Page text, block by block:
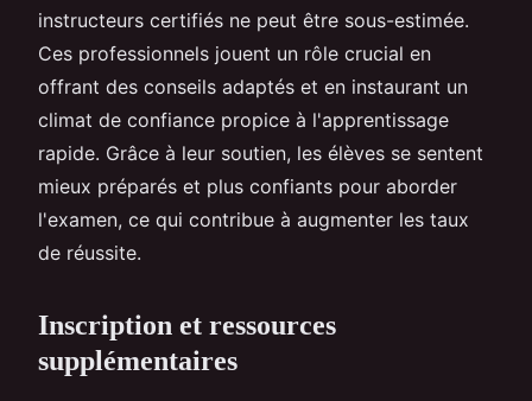
instructeurs certifiés ne peut être sous-estimée.
Ces professionnels jouent un rôle crucial en
offrant des conseils adaptés et en instaurant un
climat de confiance propice à l'apprentissage
rapide. Grâce à leur soutien, les élèves se sentent
mieux préparés et plus confiants pour aborder
l'examen, ce qui contribue à augmenter les taux
de réussite.
Inscription et ressources
supplémentaires